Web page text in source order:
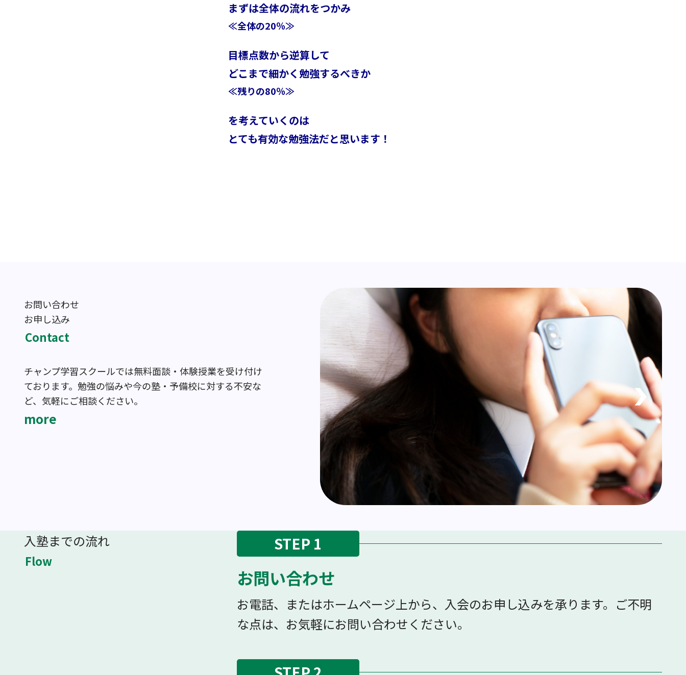
まずは全体の流れをつかみ
≪全体の20％≫
目標点数から逆算して
どこまで細かく勉強するべきか
≪残りの80％≫
を考えていくのは
とても有効な勉強法だと思います！
お問い合わせ
お申し込み
Contact
チャンプ学習スクールでは無料面談・体験授業を受け付け
ております。勉強の悩みや今の塾・予備校に対する不安な
ど、気軽にご相談ください。
more
入塾までの流れ
Flow
STEP 1
お問い合わせ
お電話、またはホームページ上から、入会のお申し込みを承ります。ご不明
な点は、お気軽にお問い合わせください。